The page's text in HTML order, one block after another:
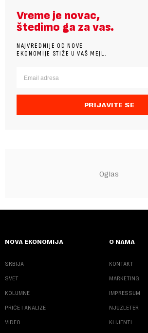
Vreme je novac,
štedimo ga za vas.
NAJVREDNIJE OD NOVE
EKONOMIJE STIŽE U VAŠ MEJL.
PRIJAVITE SE
NOVA EKONOMIJA
SRBIJA
SVET
KOLUMNE
PRIČE I ANALIZE
VIDEO
O NAMA
KONTAKT
MARKETING
IMPRESSUM
NJUZLETER
KLIJENTI